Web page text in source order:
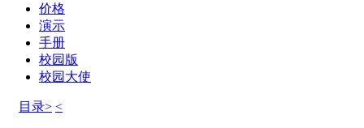
价格
演示
手册
校园版
校园大使
目录> <